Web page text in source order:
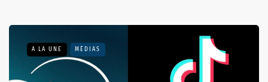
A LA UNE MÉDIAS